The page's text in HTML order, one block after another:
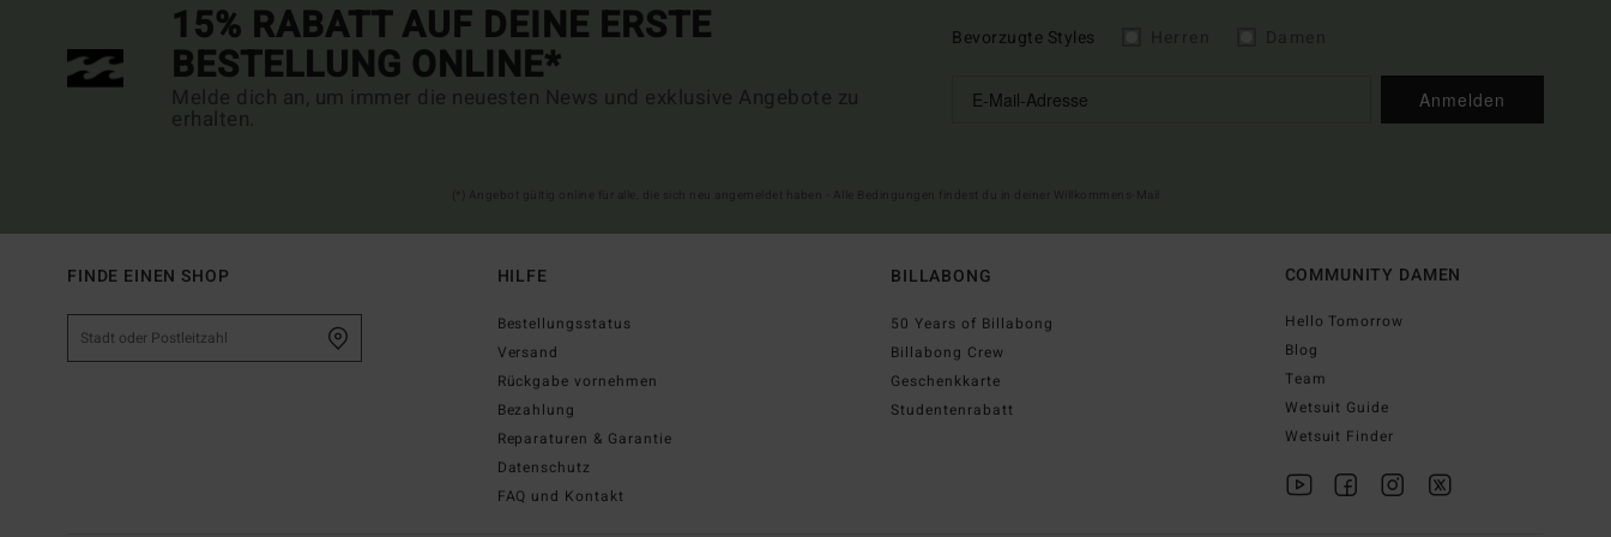
15% RABATT AUF DEINE ERSTE
BESTELLUNG ONLINE*
Melde dich an, um immer die neuesten News und exklusive Angebote zu
erhalten.
Bevorzugte Styles
Anmelden
FINDE EINEN SHOP HILFE
Bestellungsstatus
Versand
Rückgabe vornehmen
Bezahlung
Reparaturen & Garantie
Datenschutz
FAQ und Kontakt
BILLABONG
50 Years of Billabong
Billabong Crew
Geschenkkarte
Studentenrabatt
COMMUNITY DAMEN
Hello Tomorrow
Blog
Team
Wetsuit Guide
Wetsuit Finder